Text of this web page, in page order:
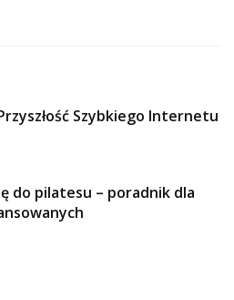
Szybkiego Internetu
do pilatesu – poradnik dla